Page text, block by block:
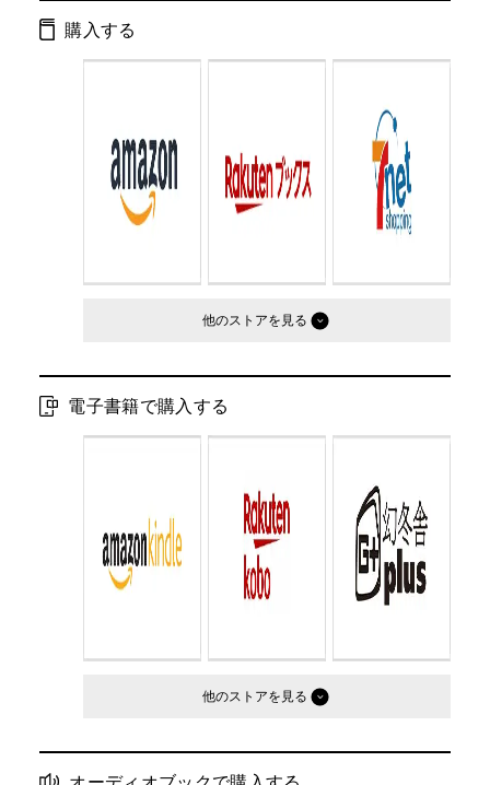
ページ数： 144ページ
Cコード：
判型： 四六判
購入する
他のストア
電子書籍で購入する
他のストア